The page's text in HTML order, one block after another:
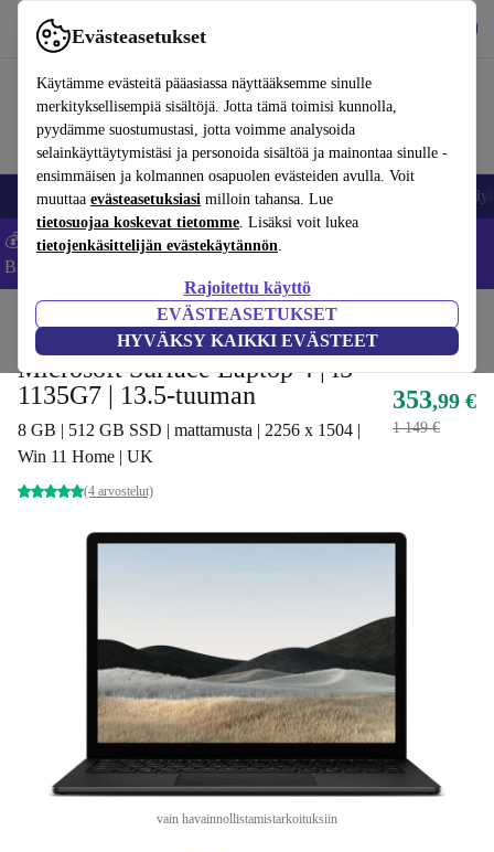
Evästeasetukset
Käytämme evästeitä pääasiassa näyttääksemme sinulle
merkityksellisempiä sisältöjä. Jotta tämä toimisi kunnolla,
pyydämme suostumustasi, jotta voimme analysoida
selainkäyttäytymistäsi ja personoida sisältöä ja mainontaa sinulle -
ensimmäisen ja kolmannen osapuolen evästeiden avulla. Voit
muuttaa evästeasetuksiasi milloin tahansa. Lue
tietosuojaa koskevat tietomme. Lisäksi voit lukea
tietojenkäsittelijän evästekäytännön.
Rajoitettu käyttö
EVÄSTEASETUKSET
HYVÄKSY KAIKKI EVÄSTEET
Käytä refurbed-palvelua nopeasti ja helposti
Matkapuhelimet ja älypuhelimet Kannettavat tietokoneet
💰Säästä -5 % LISÄÄ MacBookeista ja iPadeista – Koodi:
BACK5OFF -
Kannettavat tietokoneet Microsoft kannettavat tietokoneet
Microsoft Surface Laptop 4 | i5-
1135G7 | 13.5-tuuman
8 GB | 512 GB SSD | mattamusta | 2256 x 1504 |
Win 11 Home | UK
(4 arvostelut)
353,99 €
1 149 €
vain havainnollistamistarkoituksiin